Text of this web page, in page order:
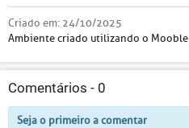
Criado em: 24/10/2025
Ambiente criado utilizando o Mooble
Comentários - 0
Seja o primeiro a comentar